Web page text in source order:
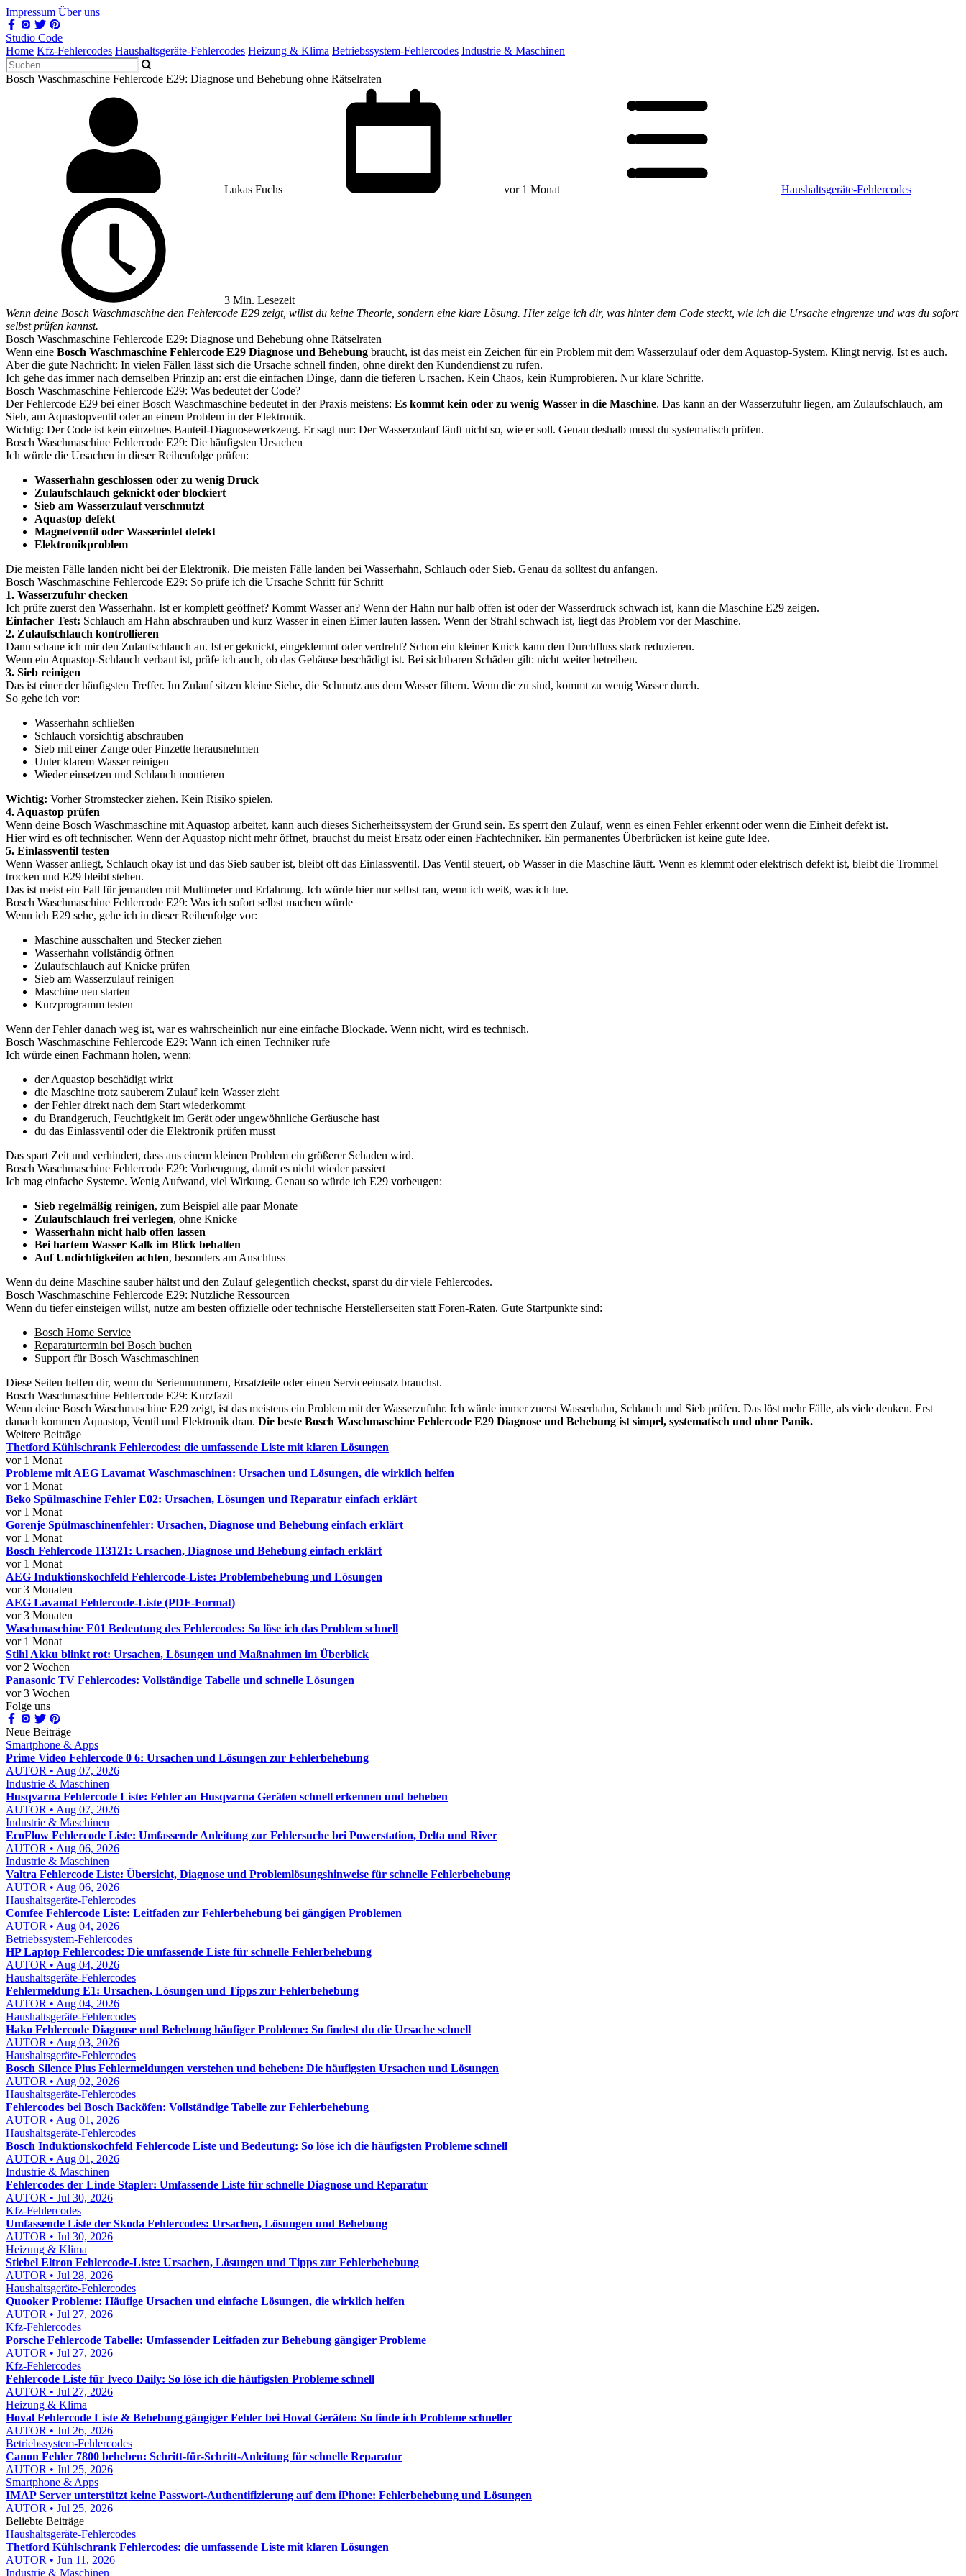
Impressum Über uns
Studio Code
Home Kfz-Fehlercodes Haushaltsgeräte-Fehlercodes Heizung & Klima Betriebssystem-Fehlercodes Industrie & Maschinen
Bosch Waschmaschine Fehlercode E29: Diagnose und Behebung ohne Rätselraten
Lukas Fuchs vor 1 Monat Haushaltsgeräte-Fehlercodes
3 Min. Lesezeit
Wenn deine Bosch Waschmaschine den Fehlercode E29 zeigt, willst du keine Theorie, sondern eine klare Lösung. Hier zeige ich dir, was hinter dem Code steckt, wie ich die Ursache eingrenze und was du sofort
selbst prüfen kannst.
Bosch Waschmaschine Fehlercode E29: Diagnose und Behebung ohne Rätselraten
Wenn eine Bosch Waschmaschine Fehlercode E29 Diagnose und Behebung braucht, ist das meist ein Zeichen für ein Problem mit dem Wasserzulauf oder dem Aquastop-System. Klingt nervig. Ist es auch.
Aber die gute Nachricht: In vielen Fällen lässt sich die Ursache schnell finden, ohne direkt den Kundendienst zu rufen.
Ich gehe das immer nach demselben Prinzip an: erst die einfachen Dinge, dann die tieferen Ursachen. Kein Chaos, kein Rumprobieren. Nur klare Schritte.
Bosch Waschmaschine Fehlercode E29: Was bedeutet der Code?
Der Fehlercode E29 bei einer Bosch Waschmaschine bedeutet in der Praxis meistens: Es kommt kein oder zu wenig Wasser in die Maschine. Das kann an der Wasserzufuhr liegen, am Zulaufschlauch, am
Sieb, am Aquastopventil oder an einem Problem in der Elektronik.
Wichtig: Der Code ist kein einzelnes Bauteil-Diagnosewerkzeug. Er sagt nur: Der Wasserzulauf läuft nicht so, wie er soll. Genau deshalb musst du systematisch prüfen.
Bosch Waschmaschine Fehlercode E29: Die häufigsten Ursachen
Ich würde die Ursachen in dieser Reihenfolge prüfen:
Wasserhahn geschlossen oder zu wenig Druck
Zulaufschlauch geknickt oder blockiert
Sieb am Wasserzulauf verschmutzt
Aquastop defekt
Magnetventil oder Wasserinlet defekt
Elektronikproblem
Die meisten Fälle landen nicht bei der Elektronik. Die meisten Fälle landen bei Wasserhahn, Schlauch oder Sieb. Genau da solltest du anfangen.
Bosch Waschmaschine Fehlercode E29: So prüfe ich die Ursache Schritt für Schritt
1. Wasserzufuhr checken
Ich prüfe zuerst den Wasserhahn. Ist er komplett geöffnet? Kommt Wasser an? Wenn der Hahn nur halb offen ist oder der Wasserdruck schwach ist, kann die Maschine E29 zeigen.
Einfacher Test: Schlauch am Hahn abschrauben und kurz Wasser in einen Eimer laufen lassen. Wenn der Strahl schwach ist, liegt das Problem vor der Maschine.
2. Zulaufschlauch kontrollieren
Dann schaue ich mir den Zulaufschlauch an. Ist er geknickt, eingeklemmt oder verdreht? Schon ein kleiner Knick kann den Durchfluss stark reduzieren.
Wenn ein Aquastop-Schlauch verbaut ist, prüfe ich auch, ob das Gehäuse beschädigt ist. Bei sichtbaren Schäden gilt: nicht weiter betreiben.
3. Sieb reinigen
Das ist einer der häufigsten Treffer. Im Zulauf sitzen kleine Siebe, die Schmutz aus dem Wasser filtern. Wenn die zu sind, kommt zu wenig Wasser durch.
So gehe ich vor:
Wasserhahn schließen
Schlauch vorsichtig abschrauben
Sieb mit einer Zange oder Pinzette herausnehmen
Unter klarem Wasser reinigen
Wieder einsetzen und Schlauch montieren
Wichtig: Vorher Stromstecker ziehen. Kein Risiko spielen.
4. Aquastop prüfen
Wenn deine Bosch Waschmaschine mit Aquastop arbeitet, kann auch dieses Sicherheitssystem der Grund sein. Es sperrt den Zulauf, wenn es einen Fehler erkennt oder wenn die Einheit defekt ist.
Hier wird es oft technischer. Wenn der Aquastop nicht mehr öffnet, brauchst du meist Ersatz oder einen Fachtechniker. Ein permanentes Überbrücken ist keine gute Idee.
5. Einlassventil testen
Wenn Wasser anliegt, Schlauch okay ist und das Sieb sauber ist, bleibt oft das Einlassventil. Das Ventil steuert, ob Wasser in die Maschine läuft. Wenn es klemmt oder elektrisch defekt ist, bleibt die Trommel
trocken und E29 bleibt stehen.
Das ist meist ein Fall für jemanden mit Multimeter und Erfahrung. Ich würde hier nur selbst ran, wenn ich weiß, was ich tue.
Bosch Waschmaschine Fehlercode E29: Was ich sofort selbst machen würde
Wenn ich E29 sehe, gehe ich in dieser Reihenfolge vor:
Maschine ausschalten und Stecker ziehen
Wasserhahn vollständig öffnen
Zulaufschlauch auf Knicke prüfen
Sieb am Wasserzulauf reinigen
Maschine neu starten
Kurzprogramm testen
Wenn der Fehler danach weg ist, war es wahrscheinlich nur eine einfache Blockade. Wenn nicht, wird es technisch.
Bosch Waschmaschine Fehlercode E29: Wann ich einen Techniker rufe
Ich würde einen Fachmann holen, wenn:
der Aquastop beschädigt wirkt
die Maschine trotz sauberem Zulauf kein Wasser zieht
der Fehler direkt nach dem Start wiederkommt
du Brandgeruch, Feuchtigkeit im Gerät oder ungewöhnliche Geräusche hast
du das Einlassventil oder die Elektronik prüfen musst
Das spart Zeit und verhindert, dass aus einem kleinen Problem ein größerer Schaden wird.
Bosch Waschmaschine Fehlercode E29: Vorbeugung, damit es nicht wieder passiert
Ich mag einfache Systeme. Wenig Aufwand, viel Wirkung. Genau so würde ich E29 vorbeugen:
Sieb regelmäßig reinigen, zum Beispiel alle paar Monate
Zulaufschlauch frei verlegen, ohne Knicke
Wasserhahn nicht halb offen lassen
Bei hartem Wasser Kalk im Blick behalten
Auf Undichtigkeiten achten, besonders am Anschluss
Wenn du deine Maschine sauber hältst und den Zulauf gelegentlich checkst, sparst du dir viele Fehlercodes.
Bosch Waschmaschine Fehlercode E29: Nützliche Ressourcen
Wenn du tiefer einsteigen willst, nutze am besten offizielle oder technische Herstellerseiten statt Foren-Raten. Gute Startpunkte sind:
Bosch Home Service
Reparaturtermin bei Bosch buchen
Support für Bosch Waschmaschinen
Diese Seiten helfen dir, wenn du Seriennummern, Ersatzteile oder einen Serviceeinsatz brauchst.
Bosch Waschmaschine Fehlercode E29: Kurzfazit
Wenn deine Bosch Waschmaschine E29 zeigt, ist das meistens ein Problem mit der Wasserzufuhr. Ich würde immer zuerst Wasserhahn, Schlauch und Sieb prüfen. Das löst mehr Fälle, als viele denken. Erst
danach kommen Aquastop, Ventil und Elektronik dran. Die beste Bosch Waschmaschine Fehlercode E29 Diagnose und Behebung ist simpel, systematisch und ohne Panik.
Weitere Beiträge
Thetford Kühlschrank Fehlercodes: die umfassende Liste mit klaren Lösungen
vor 1 Monat
Probleme mit AEG Lavamat Waschmaschinen: Ursachen und Lösungen, die wirklich helfen
vor 1 Monat
Beko Spülmaschine Fehler E02: Ursachen, Lösungen und Reparatur einfach erklärt
vor 1 Monat
Gorenje Spülmaschinenfehler: Ursachen, Diagnose und Behebung einfach erklärt
vor 1 Monat
Bosch Fehlercode 113121: Ursachen, Diagnose und Behebung einfach erklärt
vor 1 Monat
AEG Induktionskochfeld Fehlercode-Liste: Problembehebung und Lösungen
vor 3 Monaten
AEG Lavamat Fehlercode-Liste (PDF-Format)
vor 3 Monaten
Waschmaschine E01 Bedeutung des Fehlercodes: So löse ich das Problem schnell
vor 1 Monat
Stihl Akku blinkt rot: Ursachen, Lösungen und Maßnahmen im Überblick
vor 2 Wochen
Panasonic TV Fehlercodes: Vollständige Tabelle und schnelle Lösungen
vor 3 Wochen
Folge uns
Neue Beiträge
Smartphone & Apps
Prime Video Fehlercode 0 6: Ursachen und Lösungen zur Fehlerbehebung
AUTOR • Aug 07, 2026
Industrie & Maschinen
Husqvarna Fehlercode Liste: Fehler an Husqvarna Geräten schnell erkennen und beheben
AUTOR • Aug 07, 2026
Industrie & Maschinen
EcoFlow Fehlercode Liste: Umfassende Anleitung zur Fehlersuche bei Powerstation, Delta und River
AUTOR • Aug 06, 2026
Industrie & Maschinen
Valtra Fehlercode Liste: Übersicht, Diagnose und Problemlösungshinweise für schnelle Fehlerbehebung
AUTOR • Aug 06, 2026
Haushaltsgeräte-Fehlercodes
Comfee Fehlercode Liste: Leitfaden zur Fehlerbehebung bei gängigen Problemen
AUTOR • Aug 04, 2026
Betriebssystem-Fehlercodes
HP Laptop Fehlercodes: Die umfassende Liste für schnelle Fehlerbehebung
AUTOR • Aug 04, 2026
Haushaltsgeräte-Fehlercodes
Fehlermeldung E1: Ursachen, Lösungen und Tipps zur Fehlerbehebung
AUTOR • Aug 04, 2026
Haushaltsgeräte-Fehlercodes
Hako Fehlercode Diagnose und Behebung häufiger Probleme: So findest du die Ursache schnell
AUTOR • Aug 03, 2026
Haushaltsgeräte-Fehlercodes
Bosch Silence Plus Fehlermeldungen verstehen und beheben: Die häufigsten Ursachen und Lösungen
AUTOR • Aug 02, 2026
Haushaltsgeräte-Fehlercodes
Fehlercodes bei Bosch Backöfen: Vollständige Tabelle zur Fehlerbehebung
AUTOR • Aug 01, 2026
Haushaltsgeräte-Fehlercodes
Bosch Induktionskochfeld Fehlercode Liste und Bedeutung: So löse ich die häufigsten Probleme schnell
AUTOR • Aug 01, 2026
Industrie & Maschinen
Fehlercodes der Linde Stapler: Umfassende Liste für schnelle Diagnose und Reparatur
AUTOR • Jul 30, 2026
Kfz-Fehlercodes
Umfassende Liste der Skoda Fehlercodes: Ursachen, Lösungen und Behebung
AUTOR • Jul 30, 2026
Heizung & Klima
Stiebel Eltron Fehlercode-Liste: Ursachen, Lösungen und Tipps zur Fehlerbehebung
AUTOR • Jul 28, 2026
Haushaltsgeräte-Fehlercodes
Quooker Probleme: Häufige Ursachen und einfache Lösungen, die wirklich helfen
AUTOR • Jul 27, 2026
Kfz-Fehlercodes
Porsche Fehlercode Tabelle: Umfassender Leitfaden zur Behebung gängiger Probleme
AUTOR • Jul 27, 2026
Kfz-Fehlercodes
Fehlercode Liste für Iveco Daily: So löse ich die häufigsten Probleme schnell
AUTOR • Jul 27, 2026
Heizung & Klima
Hoval Fehlercode Liste & Behebung gängiger Fehler bei Hoval Geräten: So finde ich Probleme schneller
AUTOR • Jul 26, 2026
Betriebssystem-Fehlercodes
Canon Fehler 7800 beheben: Schritt-für-Schritt-Anleitung für schnelle Reparatur
AUTOR • Jul 25, 2026
Smartphone & Apps
IMAP Server unterstützt keine Passwort-Authentifizierung auf dem iPhone: Fehlerbehebung und Lösungen
AUTOR • Jul 25, 2026
Beliebte Beiträge
Haushaltsgeräte-Fehlercodes
Thetford Kühlschrank Fehlercodes: die umfassende Liste mit klaren Lösungen
AUTOR • Jun 11, 2026
Industrie & Maschinen